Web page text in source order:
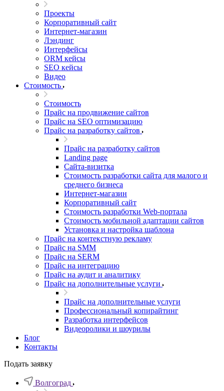
Проекты
Корпоративный сайт
Интернет-магазин
Лэндинг
Интерфейсы
ORM кейсы
SEO кейсы
Видео
Стоимость
Стоимость
Прайс на продвижение сайтов
Прайс на SEO оптимизацию
Прайс на разработку сайтов
Прайс на разработку сайтов
Landing page
Cайта-визитка
Стоимость разработки сайта для малого и
среднего бизнеса
Интернет-магазин
Корпоративный сайт
Стоимость разработки Web-портала
Стоимость мобильной адаптации сайтов
Установка и настройка шаблона
Прайс на контекстную рекламу
Прайс на SMM
Прайс на SERM
Прайс на интеграцию
Прайс на аудит и аналитику
Прайс на дополнительные услуги
Прайс на дополнительные услуги
Профессиональный копирайтинг
Разработка интерфейсов
Видеоролики и шоурилы
Блог
Контакты
Подать заявку
Волгоград